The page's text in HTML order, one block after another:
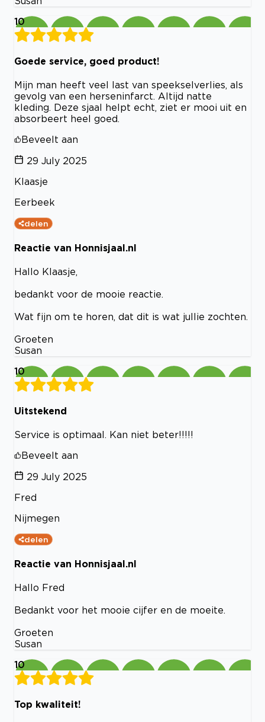
10
Goede service, goed product!
Mijn man heeft veel last van speekselverlies, als
gevolg van een herseninfarct. Altijd natte
kleding. Deze sjaal helpt echt, ziet er mooi uit en
absorbeert heel goed.
Beveelt aan
29 July 2025
Klaasje
Eerbeek
delen
Reactie van Honnisjaal.nl
Hallo Klaasje,
bedankt voor de mooie reactie.
Wat fijn om te horen, dat dit is wat jullie zochten.
Groeten
Susan
10
Uitstekend
Service is optimaal. Kan niet beter!!!!!
Beveelt aan
29 July 2025
Fred
Nijmegen
delen
Reactie van Honnisjaal.nl
Hallo Fred
Bedankt voor het mooie cijfer en de moeite.
Groeten
Susan
10
Top kwaliteit!